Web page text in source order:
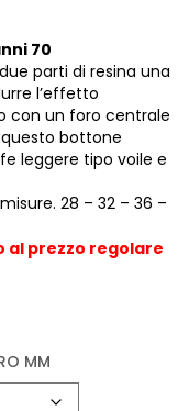
(24)
70
parti di resina una
l’effetto
con un foro centrale
bottone
leggere tipo voile e
28 – 32 – 36 –
al prezzo regolare
MM